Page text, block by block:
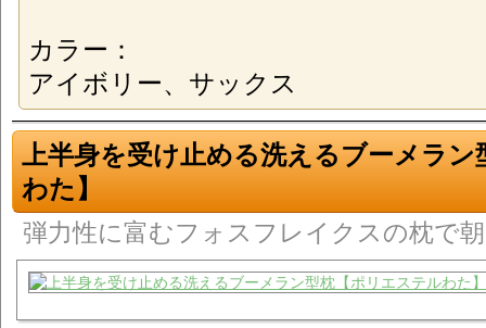
カラー：
アイボリー、サックス
上半身を受け止める洗えるブーメラ
わた】
弾力性に富むフォスフレイクスの枕で